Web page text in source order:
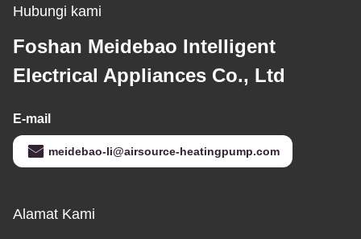
Hubungi kami
Foshan Meidebao Intelligent
Electrical Appliances Co., Ltd
E-mail
meidebao-li@airsource-heatingpump.com
Alamat Kami